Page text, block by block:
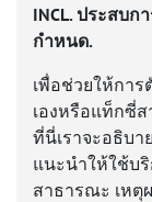
INCL. ประสบ
กำหนด.
เพื่อช่วยให้กา
เองหรือแท็กซี่
ที่นี่เราจะอธิบา
แนะนำให้ใช้บ
สาธารณะ เห